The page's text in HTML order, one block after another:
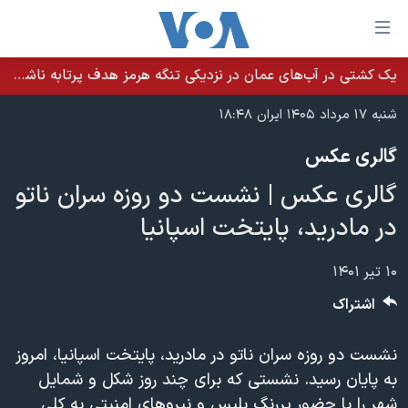
لینکهای
قابل
دسترسی
جهش
محتوای
اصلی
جهش
به
اصلی
جهش
جستجو
خانه
نسخه سبک وب‌سایت
موضوع ها
ایران
آمریکا
ویژه برنامه‌ها
ویدیوها
برنامه های تلویزیونی
جدول برنامه ها
صفحه‌های ویژه
۲۵۰سالگی آمریکا
بایگانی برنامه‌های تلویزیونی
فرکانس‌های صدای آمریکا
یادگیری زبان انگلیسی
یک کشتی در آب‌های عمان در نزدیکی تنگه هرمز هدف پرتابه ناشناس قرار گرفت
شنبه ۱۷ مرداد ۱۴۰۵ ایران ۱۸:۴۸
گالری عکس
گالری عکس | نشست دو روزه سران ناتو
در مادرید، پایتخت اسپانیا
۱۰ تیر ۱۴۰۱
نشست دو روزه سران ناتو در مادرید، پایتخت اسپانیا، امروز
به پایان رسید. نشستی که برای چند روز شکل و شمایل
اشتراک